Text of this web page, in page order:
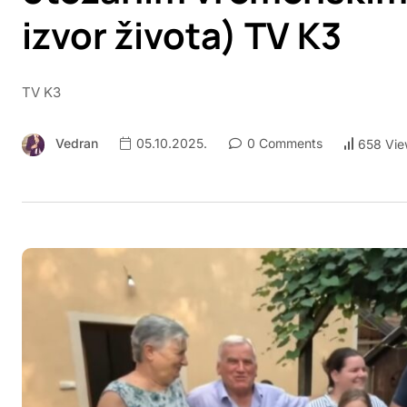
izvor života) TV K3
TV K3
Vedran 05.10.2025. 0 Comments 658